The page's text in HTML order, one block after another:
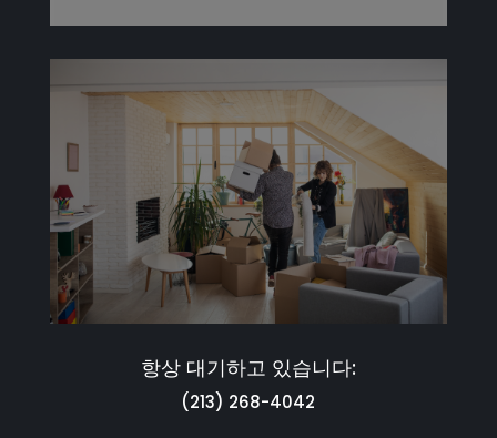
항상 대기하고 있습니다:
(213) 268-4042